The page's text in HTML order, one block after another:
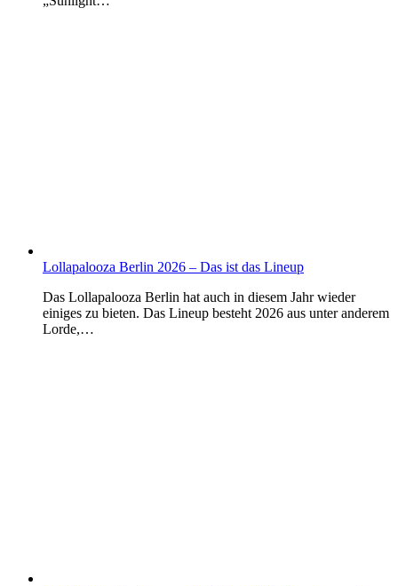
Lollapalooza Berlin 2026 – Das ist das Lineup
Das Lollapalooza Berlin hat auch in diesem Jahr wieder
einiges zu bieten. Das Lineup besteht 2026 aus unter anderem
Lorde,…